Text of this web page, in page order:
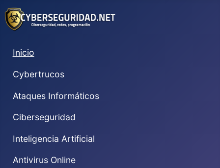
Inicio
Cybertrucos
Ataques Informáticos
Ciberseguridad
Inteligencia Artificial
Antivirus Online